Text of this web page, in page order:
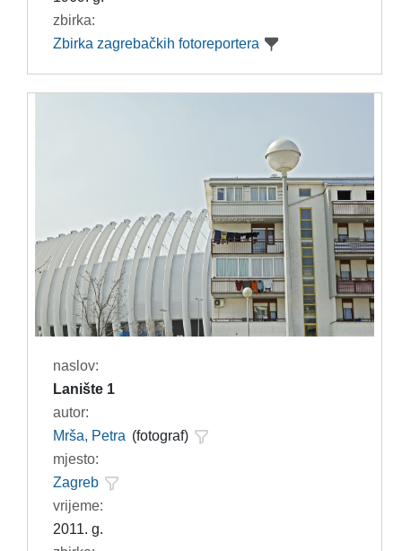
zbirka:
Zbirka zagrebačkih fotoreportera
naslov:
Lanište 1
autor:
Mrša, Petra (fotograf)
mjesto:
Zagreb
vrijeme:
2011. g.